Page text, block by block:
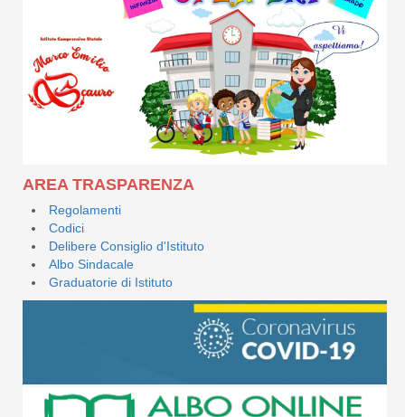
AREA TRASPARENZA
Regolamenti
Codici
Delibere Consiglio d'Istituto
Albo Sindacale
Graduatorie di Istituto